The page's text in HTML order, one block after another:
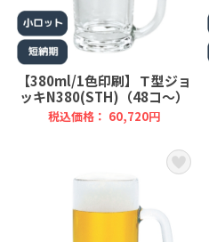
【380ml/1色印刷】Ｔ型ジョ
ッキN380(STH)（48コ～）
税込価格： 60,720円